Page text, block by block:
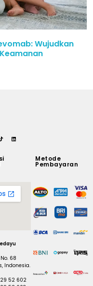
Wujudkan
No. 68
Indonesia.
52 602
Metode
Pembayaran